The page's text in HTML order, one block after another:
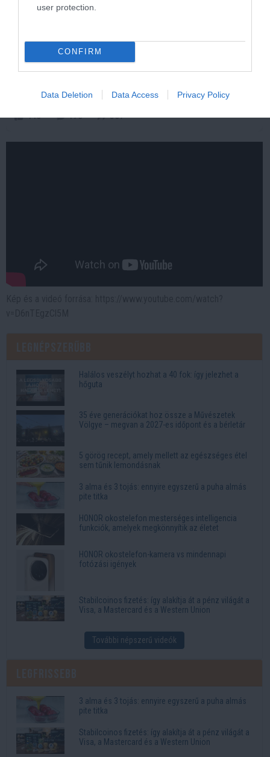
user protection.
CONFIRM
Data Deletion Data Access Privacy Policy
One Teaspoon And All The Worms In The Body
Die Instantly
445 170 367
Halálos veszélyt hozhat a 40 fok: így jelezhet a
hőguta
35 éve generációkat hoz össze a Művészetek
Völgye – megvan a 2027-es időpont és a bérletár
5 görög recept, amely mellett az egészséges étel
sem tűnik lemondásnak
3 alma és 3 tojás: ennyire egyszerű a puha almás
pite titka
HONOR okostelefon mesterséges intelligencia
funkciók, amelyek megkönnyítik az életet
HONOR okostelefon-kamera vs mindennapi
fotózási igények
Stabilcoinos fizetés: így alakítja át a pénz világát a
Visa, a Mastercard és a Western Union
További népszerű videók
3 alma és 3 tojás: ennyire egyszerű a puha almás
pite titka
Stabilcoinos fizetés: így alakítja át a pénz világát a
Visa, a Mastercard és a Western Union